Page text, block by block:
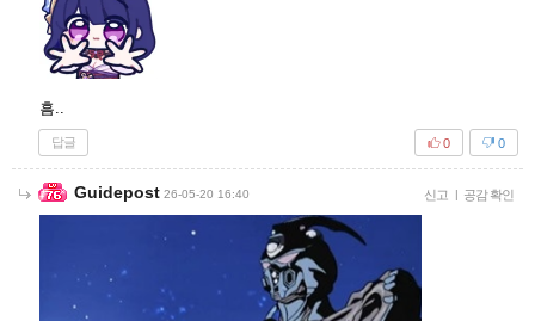
흠..
답글 0
0
Guidepost 26-05-20 16:40 신고 | 공감 확인